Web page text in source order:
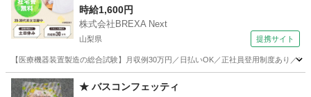
時給1,600円
株式会社BREXA Next
山梨県 提携サイト
【医療機器装置製造の総合試験】月収例30万円／日払いOK／正社員登用制度あり
山梨 その他
★ バスコンフェッティ